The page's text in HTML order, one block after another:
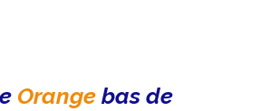
Orange bas de